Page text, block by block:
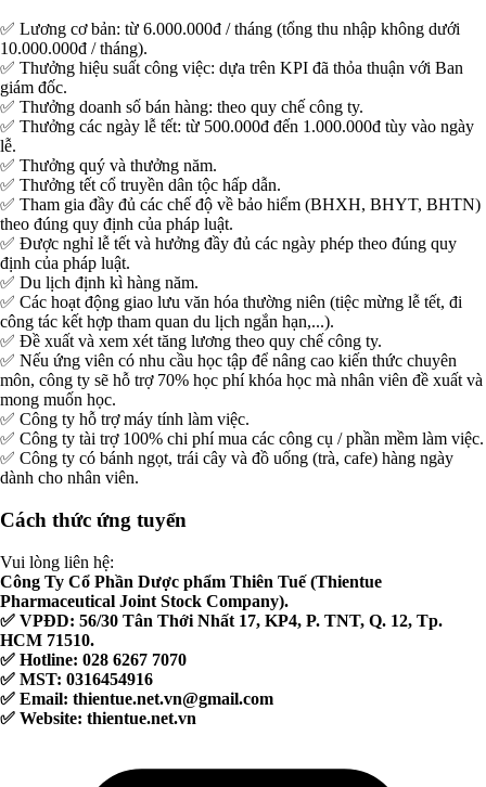
✅ Lương cơ bản: từ 6.000.000đ / tháng (tổng thu nhập không dưới
10.000.000đ / tháng).
✅ Thưởng hiệu suất công việc: dựa trên KPI đã thỏa thuận với Ban
giám đốc.
✅ Thưởng doanh số bán hàng: theo quy chế công ty.
✅ Thưởng các ngày lễ tết: từ 500.000đ đến 1.000.000đ tùy vào ngày
lễ.
✅ Thưởng quý và thưởng năm.
✅ Thưởng tết cổ truyền dân tộc hấp dẫn.
✅ Tham gia đầy đủ các chế độ về bảo hiểm (BHXH, BHYT, BHTN)
theo đúng quy định của pháp luật.
✅ Được nghỉ lễ tết và hưởng đầy đủ các ngày phép theo đúng quy
định của pháp luật.
✅ Du lịch định kì hàng năm.
✅ Các hoạt động giao lưu văn hóa thường niên (tiệc mừng lễ tết, đi
công tác kết hợp tham quan du lịch ngắn hạn,...).
✅ Đề xuất và xem xét tăng lương theo quy chế công ty.
✅ Nếu ứng viên có nhu cầu học tập để nâng cao kiến thức chuyên
môn, công ty sẽ hỗ trợ 70% học phí khóa học mà nhân viên đề xuất và
mong muốn học.
✅ Công ty hỗ trợ máy tính làm việc.
✅ Công ty tài trợ 100% chi phí mua các công cụ / phần mềm làm việc.
✅ Công ty có bánh ngọt, trái cây và đồ uống (trà, cafe) hàng ngày
dành cho nhân viên.
Cách thức ứng tuyển
Vui lòng liên hệ:
Công Ty Cổ Phần Dược phẩm Thiên Tuế (Thientue
Pharmaceutical Joint Stock Company).
✅ VPĐD: 56/30 Tân Thới Nhất 17, KP4, P. TNT, Q. 12, Tp.
HCM 71510.
✅ Hotline: 028 6267 7070
✅ MST: 0316454916
✅ Email: thientue.net.vn@gmail.com
✅ Website: thientue.net.vn